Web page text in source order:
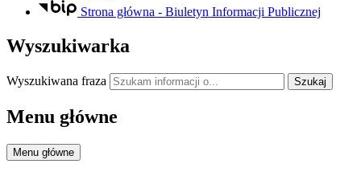
Strona główna - Biuletyn Informacji Publicznej
Wyszukiwarka
Wyszukiwana fraza Szukaj
Menu główne
Menu główne